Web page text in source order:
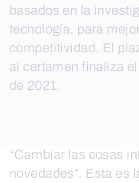
basados en la
tecnología, para
competitividad. El
al certamen finaliza
de 2021.
“Cambiar las cosas
novedades”. Esta es